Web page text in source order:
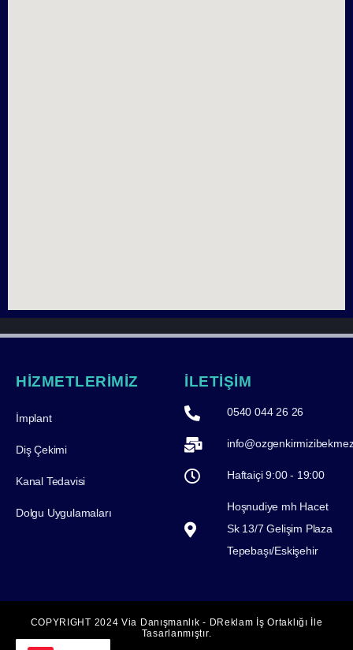
HİZMETLERİMİZ
İmplant
Diş Çekimi
Kanal Tedavisi
Dolgu Uygulamaları
İLETİŞİM
0540 044 26 26
Haftaiçi 9:00 - 19:00
Hoşnudiye mh Hacet
Sk 13/7 Gelişim Plaza
Tepebaşı/Eskişehir
COPYRIGHT 2024 Via Danışmanlık - DReklam İş Ortaklığı İle
Tasarlanmıştır.